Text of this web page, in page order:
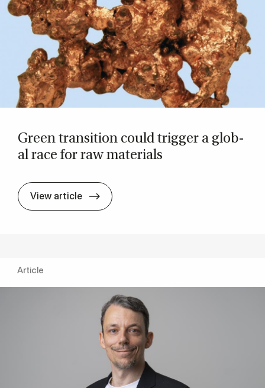
Green trans­ition could trig­ger a glob­
al race for raw ma­ter­i­als
View article Green trans­ition could trig­ger a
Article